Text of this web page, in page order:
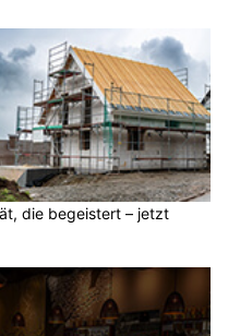
die begeistert – jetzt